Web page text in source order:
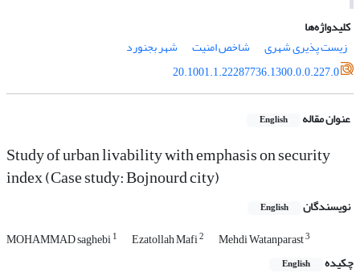
کلیدواژه‌ها
زیست پذیری شهری
شاخص امنیت
شهر بجنورد
20.1001.1.22287736.1300.0.0.227.0
عنوان مقاله English
Study of urban livability with emphasis on security
index (Case study: Bojnourd city)
نویسندگان English
MOHAMMAD saghebi1 Ezatollah Mafi2 Mehdi Watanparast3
چکیده English